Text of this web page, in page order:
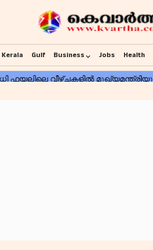
Kerala Gulf Business Jobs Health